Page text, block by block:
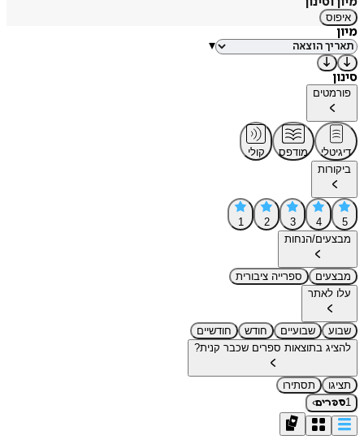
איפוס
מיון
▾
סינון
פורמטים
דיגיטלי מודפס
קולי
ביקורות
5
4
3
2
1
מבצעים/הנחות
מבצעים
ספרייה ציבורית
עלו לאתר
שבוע שבועיים חודש
חודשיים
להציג בתוצאות ספרים שכבר קנית?
תציגו
תסתירו
1ספרים›